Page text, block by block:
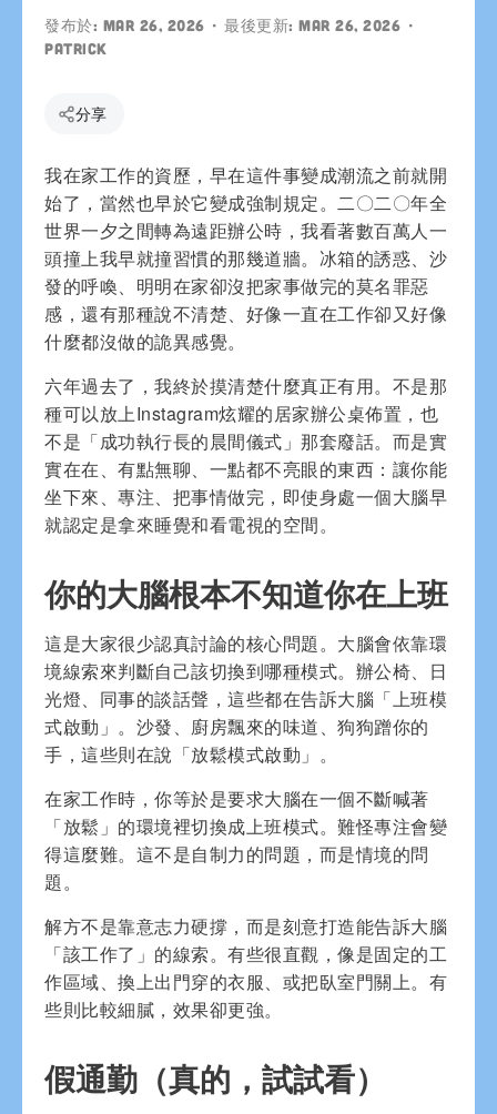
發布於: Mar 26, 2026 • 最後更新: Mar 26, 2026 •
patrick
分享
我在家工作的資歷，早在這件事變成潮流之前就開
始了，當然也早於它變成強制規定。二〇二〇年全
世界一夕之間轉為遠距辦公時，我看著數百萬人一
頭撞上我早就撞習慣的那幾道牆。冰箱的誘惑、沙
發的呼喚、明明在家卻沒把家事做完的莫名罪惡
感，還有那種說不清楚、好像一直在工作卻又好像
什麼都沒做的詭異感覺。
六年過去了，我終於摸清楚什麼真正有用。不是那
種可以放上Instagram炫耀的居家辦公桌佈置，也
不是「成功執行長的晨間儀式」那套廢話。而是實
實在在、有點無聊、一點都不亮眼的東西：讓你能
坐下來、專注、把事情做完，即使身處一個大腦早
就認定是拿來睡覺和看電視的空間。
你的大腦根本不知道你在上班
這是大家很少認真討論的核心問題。大腦會依靠環
境線索來判斷自己該切換到哪種模式。辦公椅、日
光燈、同事的談話聲，這些都在告訴大腦「上班模
式啟動」。沙發、廚房飄來的味道、狗狗蹭你的
手，這些則在說「放鬆模式啟動」。
在家工作時，你等於是要求大腦在一個不斷喊著
「放鬆」的環境裡切換成上班模式。難怪專注會變
得這麼難。這不是自制力的問題，而是情境的問
題。
解方不是靠意志力硬撐，而是刻意打造能告訴大腦
「該工作了」的線索。有些很直觀，像是固定的工
作區域、換上出門穿的衣服、或把臥室門關上。有
些則比較細膩，效果卻更強。
假通勤（真的，試試看）